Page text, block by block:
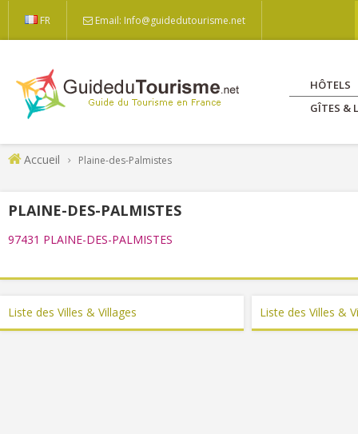
FR Email: Info@guidedutourisme.net
HÔTELS
GÎTES &
Accueil Plaine-des-Palmistes
PLAINE-DES-PALMISTES
97431 PLAINE-DES-PALMISTES
Liste des Villes & Villages Liste des Villes &